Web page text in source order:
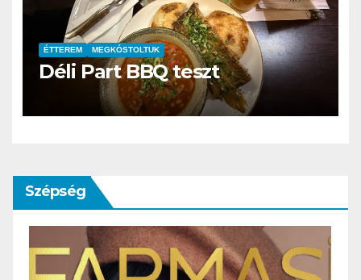
ÉTTEREM MEGKÓSTOLTUK
Déli Part BBQ teszt
Szépség